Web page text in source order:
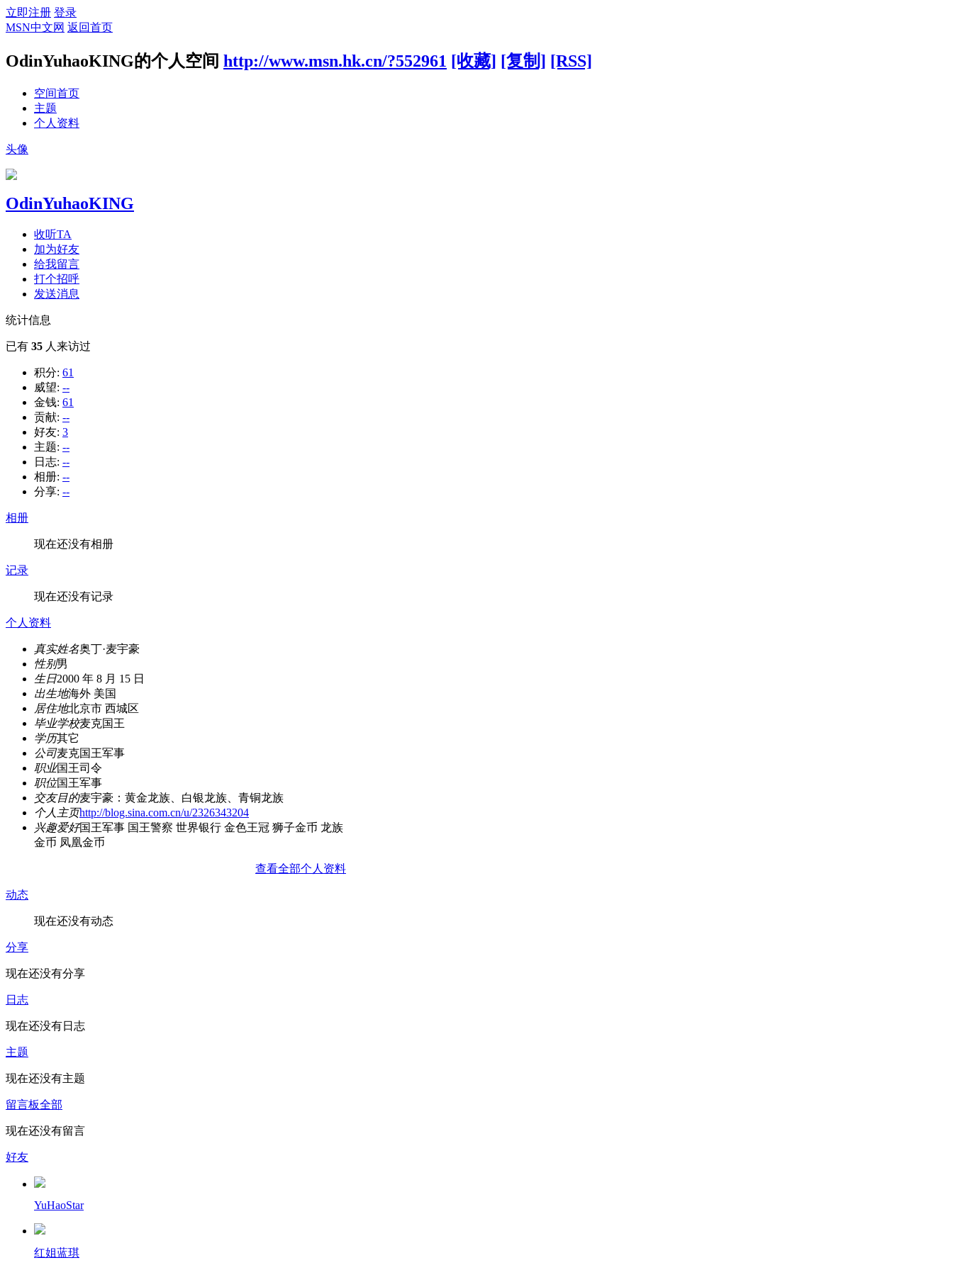
立即注册 登录
MSN中文网 返回首页
OdinYuhaoKING的个人空间 http://www.msn.hk.cn/?552961 [收藏] [复制] [RSS]
空间首页
主题
个人资料
头像
OdinYuhaoKING
收听TA
加为好友
给我留言
打个招呼
发送消息
统计信息
已有 35 人来访过
积分: 61
威望: --
金钱: 61
贡献: --
好友: 3
主题: --
日志: --
相册: --
分享: --
相册
现在还没有相册
记录
现在还没有记录
个人资料
真实姓名奥丁·麦宇豪
性别男
生日2000 年 8 月 15 日
出生地海外 美国
居住地北京市 西城区
毕业学校麦克国王
学历其它
公司麦克国王军事
职业国王司令
职位国王军事
交友目的麦宇豪：黄金龙族、白银龙族、青铜龙族
个人主页http://blog.sina.com.cn/u/2326343204
兴趣爱好国王军事 国王警察 世界银行 金色王冠 狮子金币 龙族
金币 凤凰金币
查看全部个人资料
动态
现在还没有动态
分享
现在还没有分享
日志
现在还没有日志
主题
现在还没有主题
留言板全部
现在还没有留言
好友
YuHaoStar
红姐蓝琪